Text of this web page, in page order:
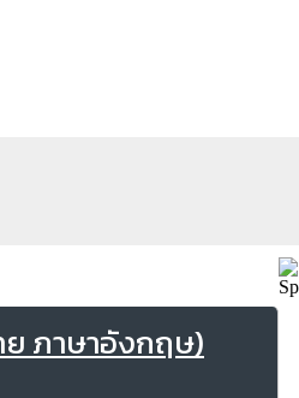
ย ภาษาอังกฤษ)